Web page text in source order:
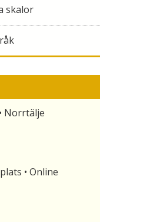
skalor
Norrtälje
• Online